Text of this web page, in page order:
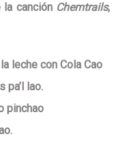
canción Chemtrails,
leche con Cola Cao
l ao.
pinchao